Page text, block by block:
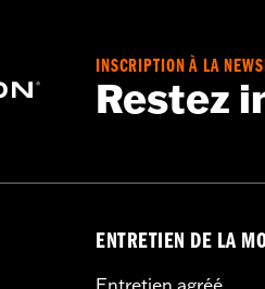
peuvent nécessiter
INSCRIPTION À LA
Restez
ENTRETIEN DE LA
Entretien agréé